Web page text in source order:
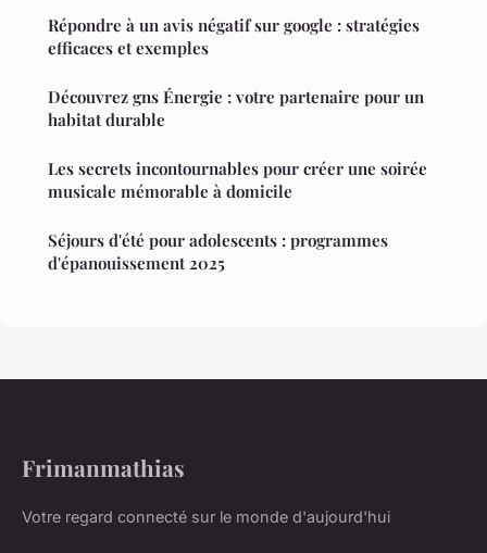
Répondre à un avis négatif sur google : stratégies
efficaces et exemples
Découvrez gns Énergie : votre partenaire pour un
habitat durable
Les secrets incontournables pour créer une soirée
musicale mémorable à domicile
Séjours d'été pour adolescents : programmes
d'épanouissement 2025
Frimanmathias
Votre regard connecté sur le monde d'aujourd'hui